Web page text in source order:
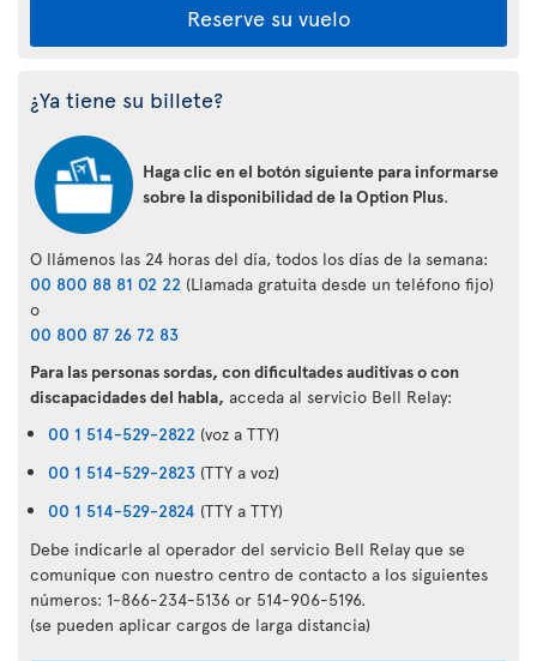
Reserve su vuelo
¿Ya tiene su billete?
Haga clic en el botón siguiente para informarse
sobre la disponibilidad de la Option Plus.
O llámenos las 24 horas del día, todos los días de la semana:
00 800 88 81 02 22 (Llamada gratuita desde un teléfono fijo)
o
00 800 87 26 72 83
Para las personas sordas, con dificultades auditivas o con
discapacidades del habla, acceda al servicio Bell Relay:
00 1 514-529-2822 (voz a TTY)
00 1 514-529-2823 (TTY a voz)
00 1 514-529-2824 (TTY a TTY)
Debe indicarle al operador del servicio Bell Relay que se
comunique con nuestro centro de contacto a los siguientes
números: 1-866-234-5136 or 514-906-5196.
(se pueden aplicar cargos de larga distancia)